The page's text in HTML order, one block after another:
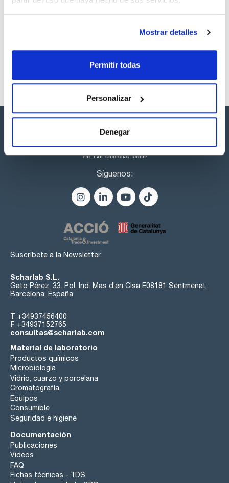
Mostrar detalles
Permitir todas
Personalizar
Denegar
Los productos marcados con esta imagen son
listos para una entrega inmediata.
Síguenos:
Suscríbete a la Newsletter
Scharlab S.L.
Gato Pérez, 33. Pol. Ind. Mas d’en Cisa E08181 Sentmenat,
Barcelona, España
T +34937456400
F +34937152765
consultas@scharlab.com
Material de laboratorio
Productos químicos
Microbiología
Vidrio, cuarzo y porcelana
Cromatografía
Equipos
Consumible
Seguridad e higiene
Documentación
Publicaciones
Videos
FAQ
Fichas técnicas - TDS